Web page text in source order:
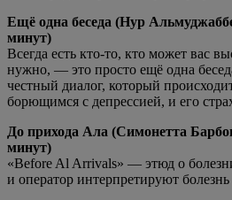
Ещё одна беседа (Нур
минут)
Всегда есть кто-то, кто может вас
нужно, — это просто ещё одна
честный диалог, который
борющимся с депрессией, и его
До прихода Ала (Симонетта
минут)
«Before Al Arrivals» — этюд о
и оператор интерпретируют